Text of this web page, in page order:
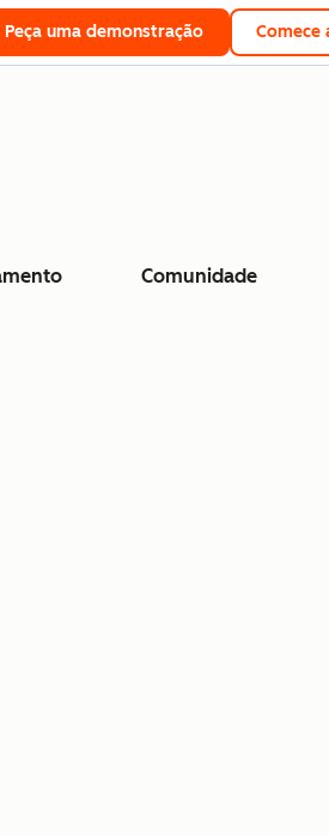
Peça uma demonstração Comece
Comunidade